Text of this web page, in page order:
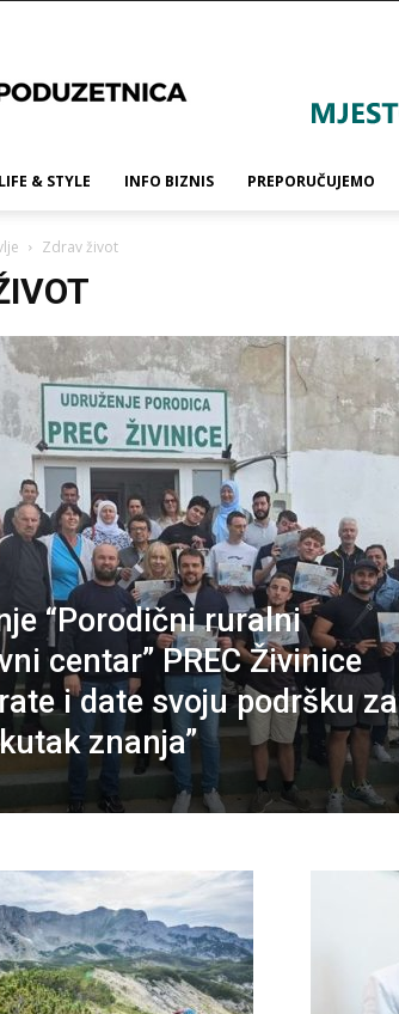
LIFE & STYLE INFO BIZNIS PREPORUČUJEMO
Zdrav život
“Porodični ruralni
centar” PREC Živinice
i date svoju podršku za
znanja”